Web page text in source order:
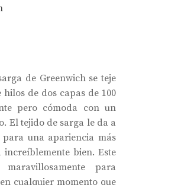
de Greenwich se teje
de dos capas de 100
pero cómoda con un
El tejido de sarga le da a
una apariencia más
bien. Este
para
cualquier momento que